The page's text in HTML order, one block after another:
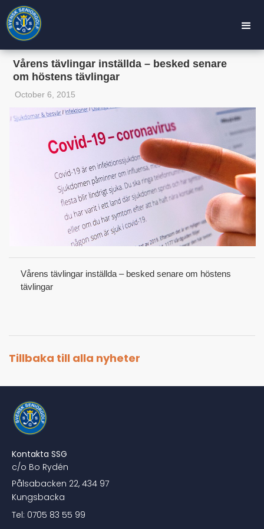
Vårens tävlingar inställda – besked senare
om höstens tävlingar
October 6, 2015
Vårens tävlingar inställda – besked senare om höstens
tävlingar
Tillbaka till alla nyheter
Kontakta SSG
c/o Bo Rydén
Pålsabacken 22, 434 97
Kungsbacka
Tel: 0705 83 55 99